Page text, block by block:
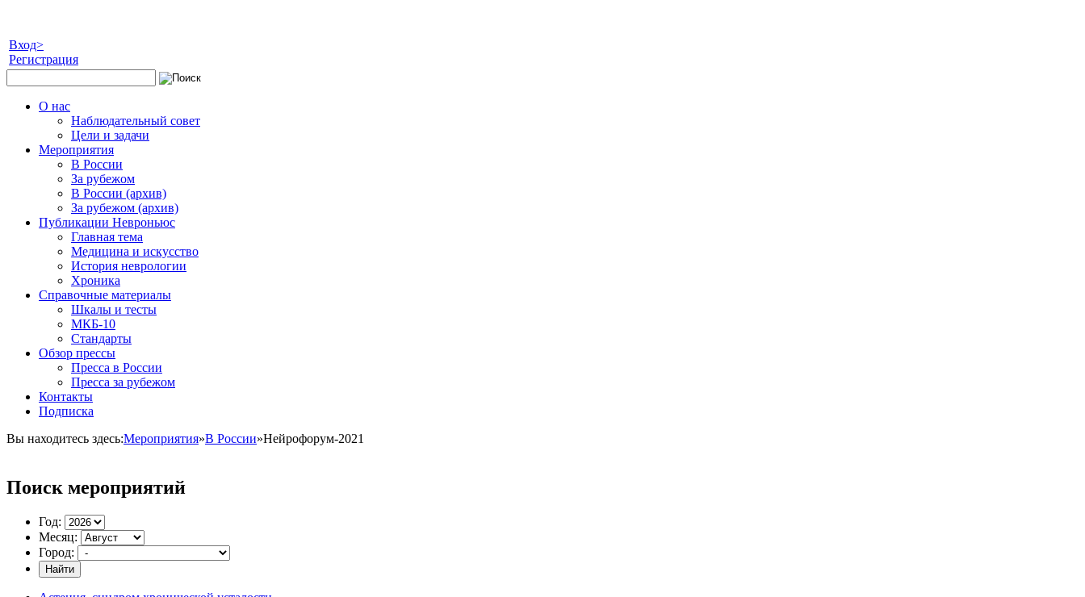
Вход>
Регистрация
О нас
Наблюдательный совет
Цели и задачи
Мероприятия
В России
За рубежом
В России (архив)
За рубежом (архив)
Публикации Невроньюс
Главная тема
Медицина и искусство
История неврологии
Хроника
Справочные материалы
Шкалы и тесты
МКБ-10
Стандарты
Обзор прессы
Пресса в России
Пресса за рубежом
Контакты
Подписка
Вы находитесь здесь:Мероприятия»В России»Нейрофорум-2021
Поиск мероприятий
Год:
Месяц:
Город:
Найти